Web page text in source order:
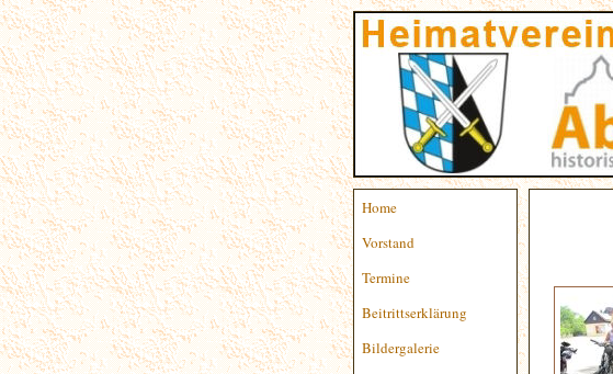
Home
Vorstand
Termine
Beitrittserklärung
Bildergalerie